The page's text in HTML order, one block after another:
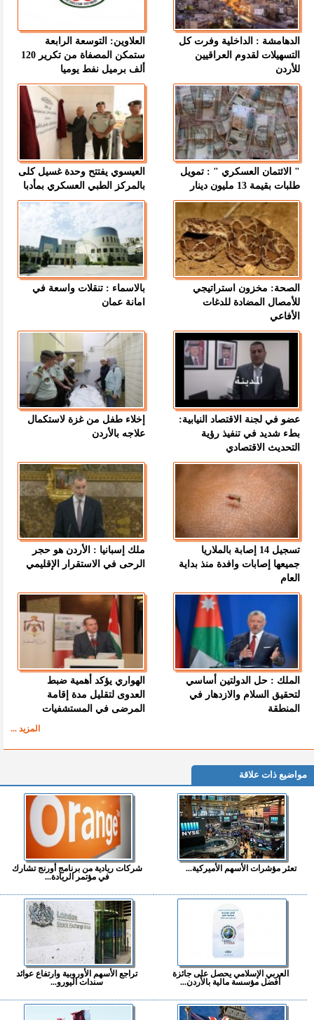
الدهامشة : الداخلية وفرت كل
التسهيلات لقدوم العراقيين
للأردن
العلاوين: التوسعة الرابعة
ستمكن المصفاة من تكرير 120
ألف برميل نفط يوميا
" الائتمان العسكري " : تمويل
طلبات بقيمة 13 مليون دينار
العيسوي يفتتح وحدة غسيل كلى
بالمركز الطبي العسكري بمأدبا
الصحة: مخزون استراتيجي
للأمصال المضادة للدغات
الأفاعي
بالاسماء : تنقلات واسعة في
امانة عمان
عضو في لجنة الاقتصاد النيابية:
بطء شديد في تنفيذ رؤية
التحديث الاقتصادي
إخلاء طفل من غزة لاستكمال
علاجه بالأردن
تسجيل 14 إصابة بالملاريا
جميعها إصابات وافدة منذ بداية
العام
ملك إسبانيا : الأردن هو حجر
الرحى في الاستقرار الإقليمي
الملك : حل الدولتين أساسي
لتحقيق السلام والازدهار في
المنطقة
الهواري يؤكد أهمية ضبط
العدوى لتقليل مدة إقامة
المرضى في المستشفيات
المزيد ...
مواضيع ذات علاقة
تعثر مؤشرات الأسهم الأميركية...
شركات ريادية من برنامج أورنج تشارك
في مؤتمر الريادة...
العربي الإسلامي يحصل على جائزة
أفضل مؤسسة مالية بالأردن...
تراجع الأسهم الأوروبية وارتفاع عوائد
سندات اليورو...